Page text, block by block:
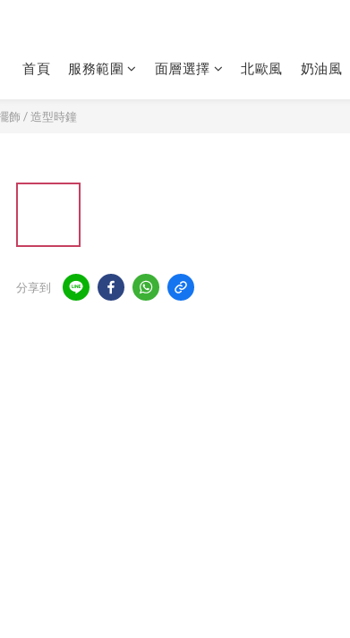
首頁 服務範圍 面層選擇 北歐風 奶油風
飾 /造型時鐘
分享到